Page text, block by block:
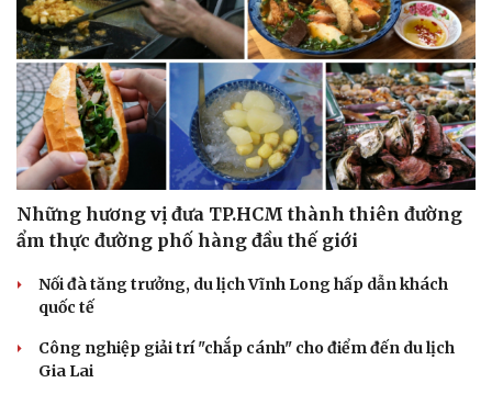
Những hương vị đưa TP.HCM thành thiên đường
ẩm thực đường phố hàng đầu thế giới
Nối đà tăng trưởng, du lịch Vĩnh Long hấp dẫn khách
quốc tế
Công nghiệp giải trí "chắp cánh" cho điểm đến du lịch
Gia Lai